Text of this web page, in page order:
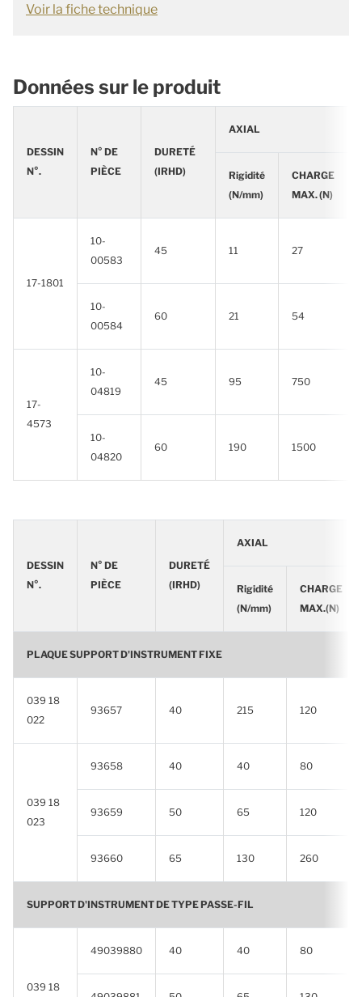
Voir la fiche technique
Données sur le produit
DESSIN
N°.
N° DE
PIÈCE
DURETÉ
(IRHD)
AXIAL
Rigidité
(N/mm)
CHARGE
MAX. (N)
17-1801
10-
00583
45 11 27
10-
00584
60 21 54
17-
4573
10-
04819
45 95 750
10-
04820
60 190 1500
DESSIN
N°.
N° DE
PIÈCE
DURETÉ
(IRHD)
AXIAL
Rigidité
(N/mm)
CHARGE
MAX.(N)
PLAQUE SUPPORT D'INSTRUMENT FIXE
039 18
022
93657 40 215 120
039 18
023
93658 40 40 80
93659 50 65 120
93660 65 130 260
SUPPORT D'INSTRUMENT DE TYPE PASSE-FIL
039 18
49039880 40 40 80